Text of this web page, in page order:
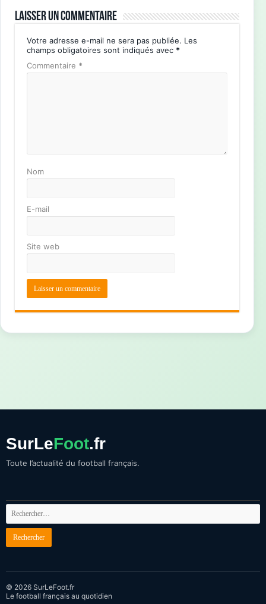
Laisser un commentaire
Votre adresse e-mail ne sera pas publiée. Les
champs obligatoires sont indiqués avec *
Commentaire *
Nom
E-mail
Site web
SurLeFoot.fr
Toute l’actualité du football français.
© 2026 SurLeFoot.fr
Le football français au quotidien